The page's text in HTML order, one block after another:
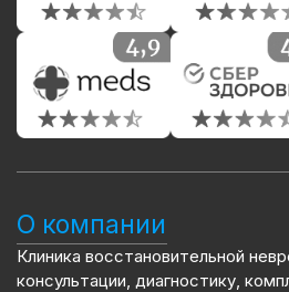
О компании
Клиника восстановительной
консультации, диагностику,